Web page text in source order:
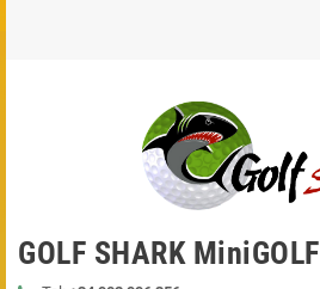
GOLF SHARK MiniGOLF